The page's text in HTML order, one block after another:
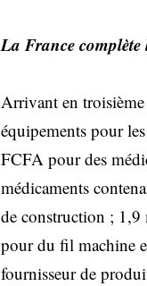
La France complète
Arrivant en
équipements pour
FCFA pour des
médicaments
de construction ;
pour du fil machine
fournisseur de